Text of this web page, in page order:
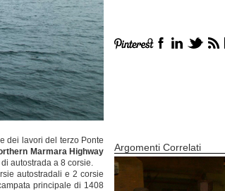
dei lavori del terzo Ponte
Marmara Highway
autostrada a 8 corsie.
autostradali e 2 corsie
principale di 1408
Argomenti Correlati